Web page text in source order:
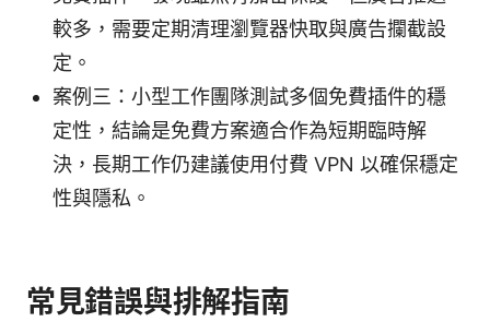
較多，需要定期清理瀏覽器快取與廣告攔截設
定。
案例三：小型工作團隊測試多個免費插件的穩
定性，結論是免費方案適合作為短期臨時解
決，長期工作仍建議使用付費 VPN 以確保穩定
性與隱私。
常見錯誤與排解指南